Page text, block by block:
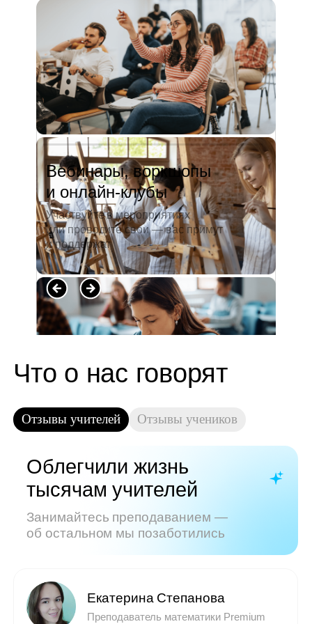
Вебинары, воркшопы
и онлайн-клубы
Участвуйте в мероприятиях
или проводите свои — вас примут
и поддержат
педагогический университет, пошла
преподавать в школу. Проработав в ней
5 лет, я поняла, что нужно двигать...
Читать полностью →
Показать все отзывы
Часто задаваемые
вопросы